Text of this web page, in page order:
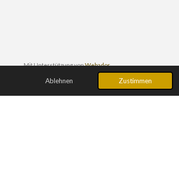
Ablehnen Zustimmen
Mit Unterstützung vonWebador